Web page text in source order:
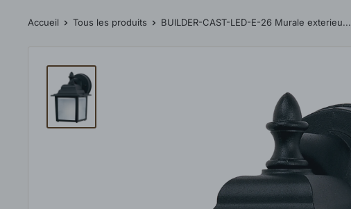
Accueil Tous les produits BUILDER-CAST-LED-E-26 Murale exterieu...